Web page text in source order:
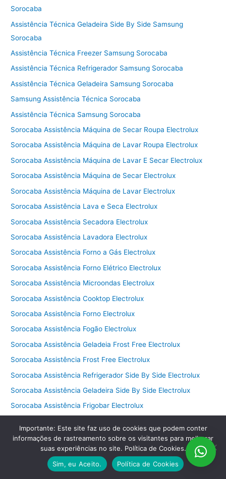
Sorocaba
Assistência Técnica Geladeira Side By Side Samsung
Sorocaba
Assistência Técnica Freezer Samsung Sorocaba
Assistência Técnica Refrigerador Samsung Sorocaba
Assistência Técnica Geladeira Samsung Sorocaba
Samsung Assistência Técnica Sorocaba
Assistência Técnica Samsung Sorocaba
Sorocaba Assistência Máquina de Secar Roupa Electrolux
Sorocaba Assistência Máquina de Lavar Roupa Electrolux
Sorocaba Assistência Máquina de Lavar E Secar Electrolux
Sorocaba Assistência Máquina de Secar Electrolux
Sorocaba Assistência Máquina de Lavar Electrolux
Sorocaba Assistência Lava e Seca Electrolux
Sorocaba Assistência Secadora Electrolux
Sorocaba Assistência Lavadora Electrolux
Sorocaba Assistência Forno a Gás Electrolux
Sorocaba Assistência Forno Elétrico Electrolux
Sorocaba Assistência Microondas Electrolux
Sorocaba Assistência Cooktop Electrolux
Sorocaba Assistência Forno Electrolux
Sorocaba Assistência Fogão Electrolux
Sorocaba Assistência Geladeia Frost Free Electrolux
Sorocaba Assistência Frost Free Electrolux
Sorocaba Assistência Refrigerador Side By Side Electrolux
Sorocaba Assistência Geladeira Side By Side Electrolux
Sorocaba Assistência Frigobar Electrolux
Sorocaba Assistência Freezer Electrolux
Sorocaba Assistência Ar-Condicionado Electrolux
Sorocaba Assistência Refrigerador Electrolux
Importante: Este site faz uso de cookies que podem conter
informações de rastreamento sobre os visitantes para melhorar
suas experiências no site. Política de Cookies.
Sim, eu Aceito.
Política de Cookies